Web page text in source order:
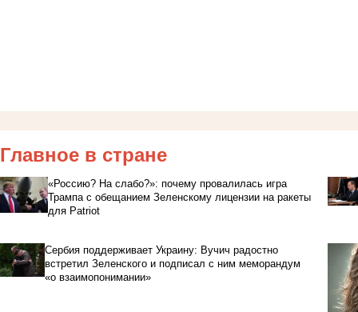
Главное в стране
«Россию? На слабо?»: почему провалилась игра
Трампа с обещанием Зеленскому лицензии на ракеты
для Patriot
Сербия поддерживает Украину: Вучич радостно
встретил Зеленского и подписал с ним меморандум
«о взаимопонимании»